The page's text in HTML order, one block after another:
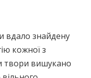
вдало знайдену
кожної з
твори вишукано